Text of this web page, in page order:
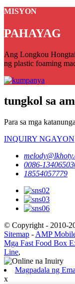
MISYON
PAHAYAG
Ang Longkou
ng plastic foaming
tungkol sa
Para sa mga
INQUIRY NGAYON
0086-
18554057779
© Copyright - 2010-
Sitemap - AMP
Mga Fast Food Box
Line,
Magpadala ng
x